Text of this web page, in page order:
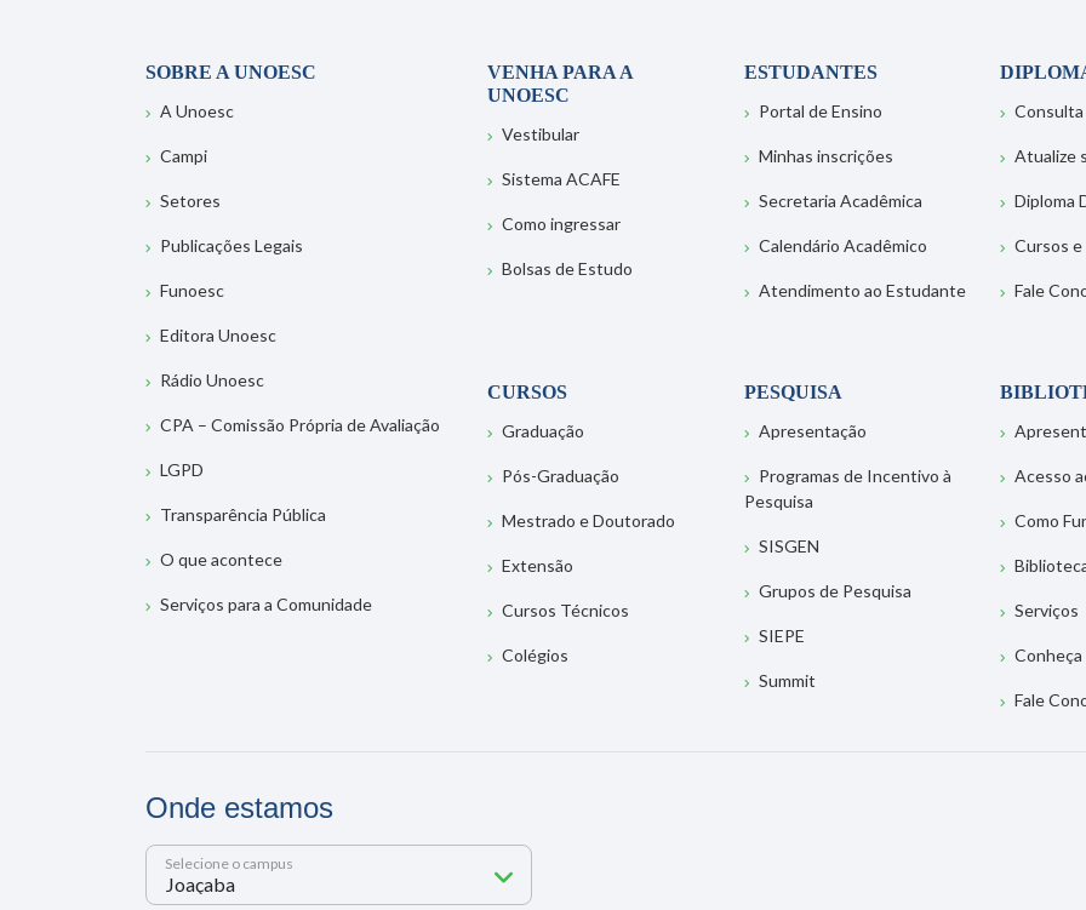
SOBRE A UNOESC
A Unoesc
Campi
Setores
Publicações Legais
Funoesc
Editora Unoesc
Rádio Unoesc
CPA – Comissão Própria de Avaliação
LGPD
Transparência Pública
O que acontece
Serviços para a Comunidade
VENHA PARA A
UNOESC
Vestibular
Sistema ACAFE
Como ingressar
Bolsas de Estudo
ESTUDANTES
Portal de Ensino
Minhas inscrições
Secretaria Acadêmica
Calendário Acadêmico
Atendimento ao Estudante
Consulta
Atualize
Diploma
Cursos
Fale
CURSOS
Graduação
Pós-Graduação
Mestrado e Doutorado
Extensão
Cursos Técnicos
Colégios
PESQUISA
Apresentação
Programas de Incentivo à
Pesquisa
SISGEN
Grupos de Pesquisa
SIEPE
Summit
Acesso
Como
Serviços
Fale
Onde estamos
Selecione o campus